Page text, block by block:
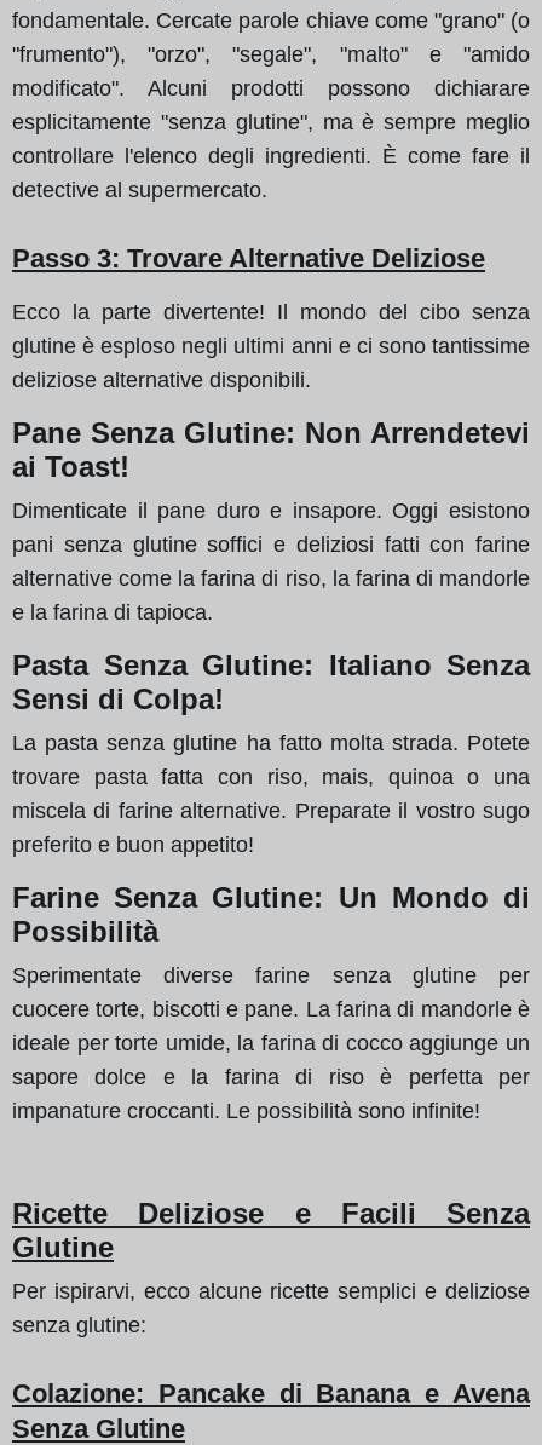
fondamentale. Cercate parole chiave come "grano" (o
"frumento"), "orzo", "segale", "malto" e "amido
modificato". Alcuni prodotti possono dichiarare
esplicitamente "senza glutine", ma è sempre meglio
controllare l'elenco degli ingredienti. È come fare il
detective al supermercato.
Passo 3: Trovare Alternative Deliziose
Ecco la parte divertente! Il mondo del cibo senza
glutine è esploso negli ultimi anni e ci sono tantissime
deliziose alternative disponibili.
Pane Senza Glutine: Non Arrendetevi
ai Toast!
Dimenticate il pane duro e insapore. Oggi esistono
pani senza glutine soffici e deliziosi fatti con farine
alternative come la farina di riso, la farina di mandorle
e la farina di tapioca.
Pasta Senza Glutine: Italiano Senza
Sensi di Colpa!
La pasta senza glutine ha fatto molta strada. Potete
trovare pasta fatta con riso, mais, quinoa o una
miscela di farine alternative. Preparate il vostro sugo
preferito e buon appetito!
Farine Senza Glutine: Un Mondo di
Possibilità
Sperimentate diverse farine senza glutine per
cuocere torte, biscotti e pane. La farina di mandorle è
ideale per torte umide, la farina di cocco aggiunge un
sapore dolce e la farina di riso è perfetta per
impanature croccanti. Le possibilità sono infinite!
Ricette Deliziose e Facili Senza
Glutine
Per ispirarvi, ecco alcune ricette semplici e deliziose
senza glutine:
Colazione: Pancake di Banana e Avena
Senza Glutine